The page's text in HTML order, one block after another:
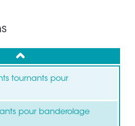
up
tournants pour
pour banderolage